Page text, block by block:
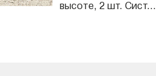
высоте, 2 шт. Сист...